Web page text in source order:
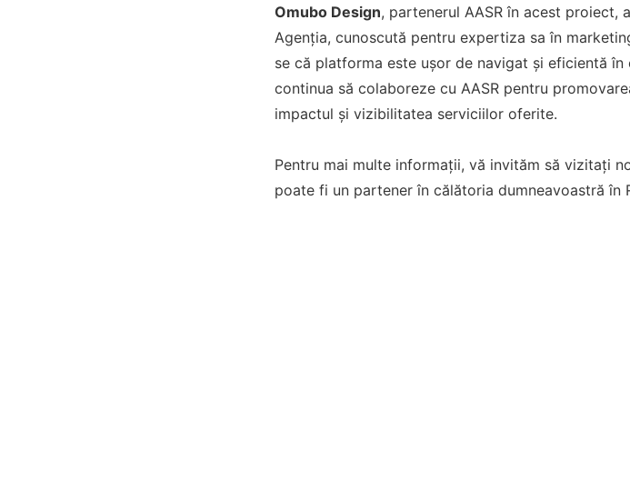
Omubo Design, partenerul AASR în acest proiect,
Agenția, cunoscută pentru expertiza sa în
se că platforma este ușor de navigat și eficientă
continua să colaboreze cu AASR pentru
impactul și vizibilitatea serviciilor oferite.
Pentru mai multe informații, vă invităm să vizitați
poate fi un partener în călătoria dumneavoastră în